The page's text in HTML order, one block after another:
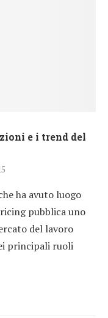
e i trend del
ha avuto luogo
pubblica uno
del lavoro
principali ruoli